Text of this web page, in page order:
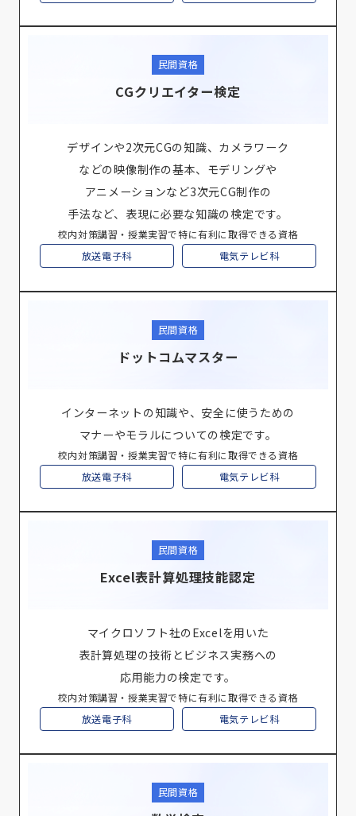
民間資格
CGクリエイター検定
デザインや2次元CGの知識、カメラワーク
などの映像制作の基本、モデリングや
アニメーションなど3次元CG制作の
手法など、表現に必要な知識の検定です。
校内対策講習・授業実習で特に有利に取得できる資格
放送電子科 電気テレビ科
民間資格
ドットコムマスター
インターネットの知識や、安全に使うための
マナーやモラルについての検定です。
校内対策講習・授業実習で特に有利に取得できる資格
放送電子科 電気テレビ科
民間資格
Excel表計算処理技能認定
マイクロソフト社のExcelを用いた
表計算処理の技術とビジネス実務への
応用能力の検定です。
校内対策講習・授業実習で特に有利に取得できる資格
放送電子科 電気テレビ科
民間資格